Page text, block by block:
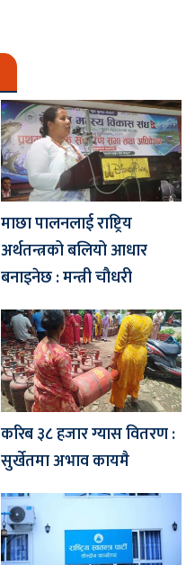
माछा पालनलाई राष्ट्रिय
अर्थतन्त्रको बलियो आधार
बनाइनेछ : मन्त्री चौधरी
करिब ३८ हजार ग्यास वितरण :
सुर्खेतमा अभाव कायमै